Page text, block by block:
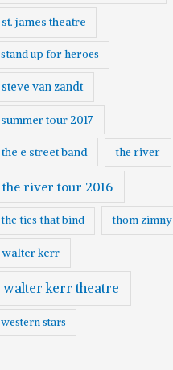
st. james theatre
stand up for heroes
steve van zandt
summer tour 2017
the e street band the river
the river tour 2016
the ties that bind thom zimny
walter kerr
walter kerr theatre
western stars